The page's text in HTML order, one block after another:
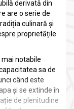
derivată din
are o serie de
culinară și
proprietățile
mai notabile
sa de
când este
și se extinde în
de plenitudine